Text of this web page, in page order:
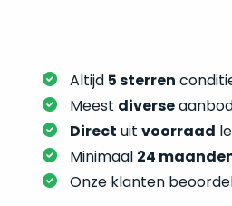
Altijd 5 sterren
Meest diverse
Direct uit voorraad
Minimaal 24
Onze klanten